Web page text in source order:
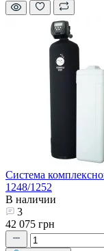
Система
1248/1252
В наличии
3
42 075 грн